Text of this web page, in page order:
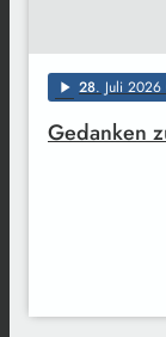
play_arrow 28. Juli
Gedanken